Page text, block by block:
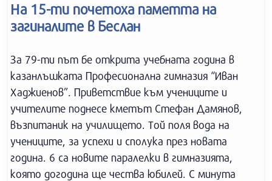
На 15-ти почетоха паметта на
загиналите в Беслан
За 79-ти път бе открита учебната година в
казанлъшката Професионална гимназия “Иван
Хаджиенов”. Приветствие към учениците и
учителите поднесе кметът Стефан Дамянов,
възпитаник на училището. Той поля вода на
учениците, за успехи и сполука през новата
година. 6 са новите паралелки в гимназията,
която догодина ще чества юбилей. С минута